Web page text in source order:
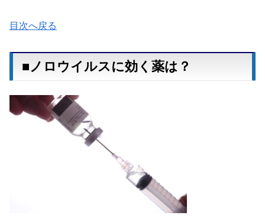
目次へ戻る
■ノロウイルスに効く薬は？